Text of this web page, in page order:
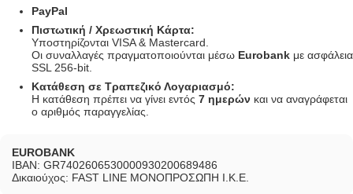
PayPal
Πιστωτική / Χρεωστική Κάρτα:
Υποστηρίζονται VISA & Mastercard.
Οι συναλλαγές πραγματοποιούνται μέσω Eurobank με ασφάλεια
SSL 256-bit.
Κατάθεση σε Τραπεζικό Λογαριασμό:
Η κατάθεση πρέπει να γίνει εντός 7 ημερών και να αναγράφεται
ο αριθμός παραγγελίας.
EUROBANK
IBAN: GR7402606530000930200689486
Δικαιούχος: FAST LINE ΜΟΝΟΠΡΟΣΩΠΗ Ι.Κ.Ε.